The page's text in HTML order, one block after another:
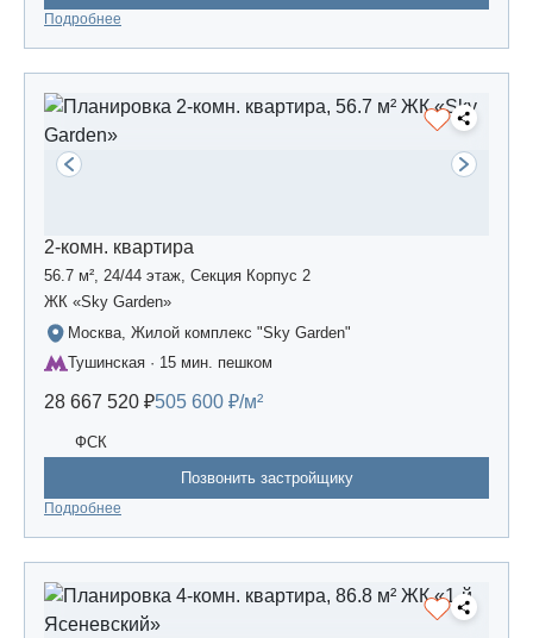
Подробнее
2-комн. квартира
56.7 м², 24/44 этаж, Секция Корпус 2
ЖК «Sky Garden»
Москва, Жилой комплекс "Sky Garden"
Тушинская · 15 мин. пешком
28 667 520 ₽505 600 ₽/м²
ФСК
Позвонить застройщику
Подробнее